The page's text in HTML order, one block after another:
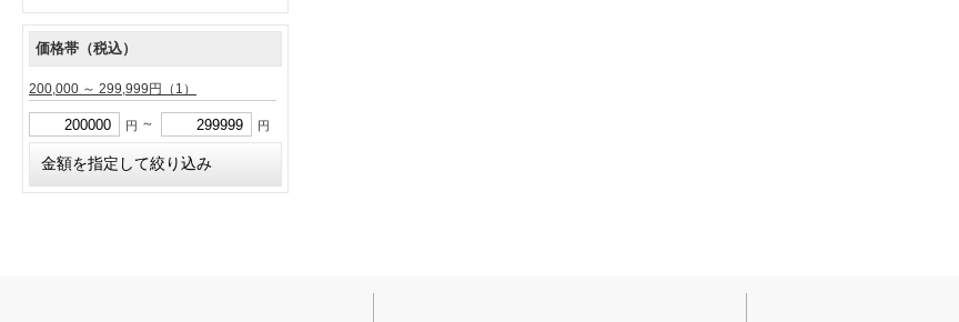
価格帯（税込）
200,000 ～ 299,999円 （1）
円 ～ 円